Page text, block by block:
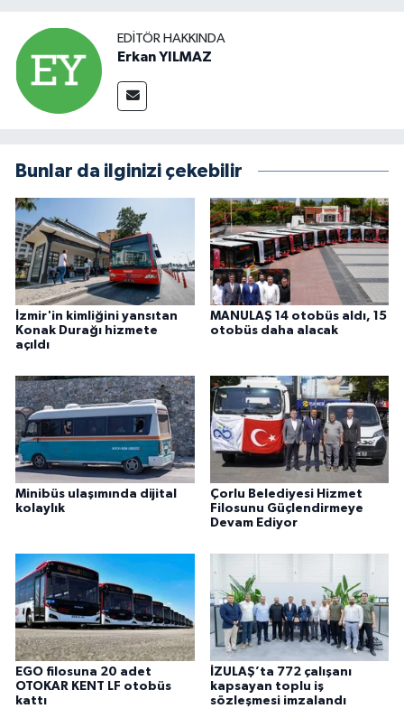
EDITÖR HAKKINDA
Erkan YILMAZ
Bunlar da ilginizi çekebilir
İzmir'in kimliğini yansıtan
Konak Durağı hizmete
açıldı
MANULAŞ 14 otobüs aldı, 15
otobüs daha alacak
Minibüs ulaşımında dijital
kolaylık
Çorlu Belediyesi Hizmet
Filosunu Güçlendirmeye
Devam Ediyor
EGO filosuna 20 adet
OTOKAR KENT LF otobüs
kattı
İZULAŞ’ta 772 çalışanı
kapsayan toplu iş
sözleşmesi imzalandı